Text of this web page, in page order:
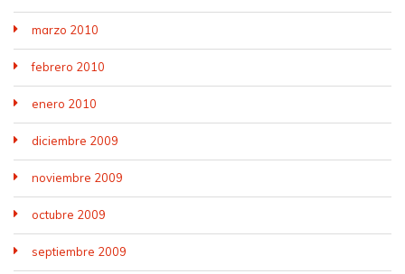
marzo 2010
febrero 2010
enero 2010
diciembre 2009
noviembre 2009
octubre 2009
septiembre 2009